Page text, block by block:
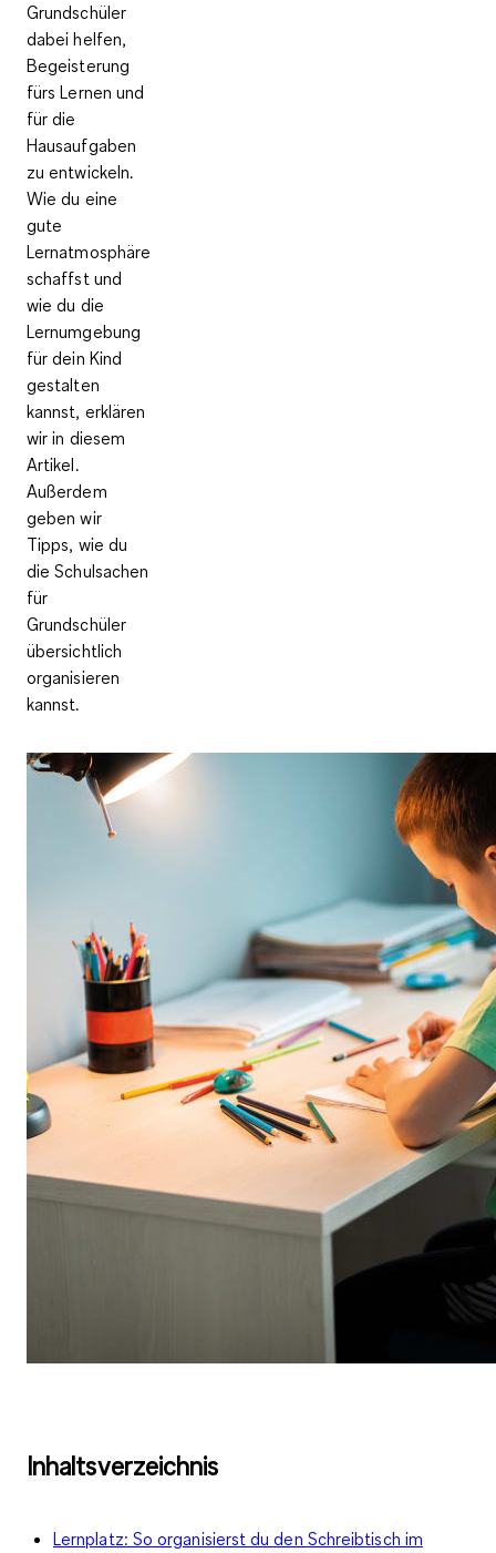
Grundschüler
dabei helfen,
Begeisterung
fürs Lernen und
für die
Hausaufgaben
zu entwickeln.
Wie du eine
gute
Lernatmosphäre
schaffst und
wie du die
Lernumgebung
für dein Kind
gestalten
kannst, erklären
wir in diesem
Artikel.
Außerdem
geben wir
Tipps, wie du
die Schulsachen
für
Grundschüler
übersichtlich
organisieren
kannst.
Inhaltsverzeichnis
Lernplatz: So organisierst du den Schreibtisch im